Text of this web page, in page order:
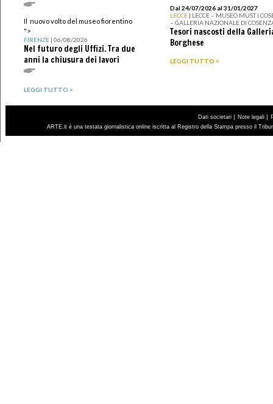
Il nuovo volto del museo fiorentino
">
FIRENZE| 06/08/2026
Nel futuro degli Uffizi. Tra due
anni la chiusura dei lavori
LEGGI TUTTO >
Dal 24/07/2026 al 31/01/2027
LECCE | LECCE – MUSEO MUST I
– GALLERIA NAZIONALE DI
Tesori nascosti della
Borghese
LEGGI TUTTO >
Dati societari | Note legali |
ARTE.it è una testata giornalistica online iscritta al Registro della Stampa presso il